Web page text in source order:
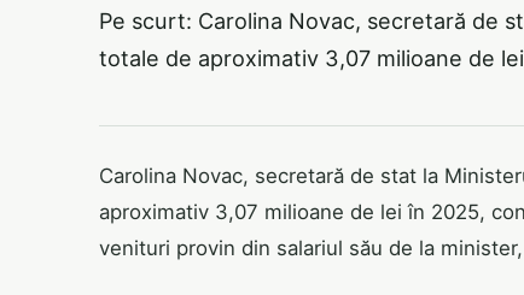
Pe scurt: Carolina Novac, secretară de
totale de aproximativ 3,07 milioane de
Carolina Novac, secretară de stat la
aproximativ 3,07 milioane de lei în 2025,
venituri provin din salariul său de la